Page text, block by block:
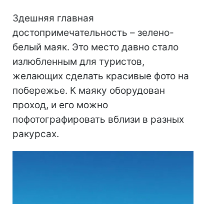
Здешняя главная
достопримечательность – зелено-
белый маяк. Это место давно стало
излюбленным для туристов,
желающих сделать красивые фото на
побережье. К маяку оборудован
проход, и его можно
пофотографировать вблизи в разных
ракурсах.